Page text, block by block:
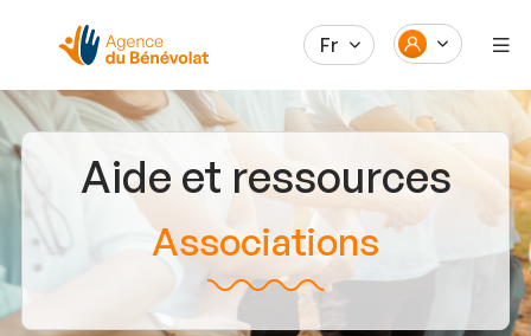
Fr
Aide et ressources
Associations